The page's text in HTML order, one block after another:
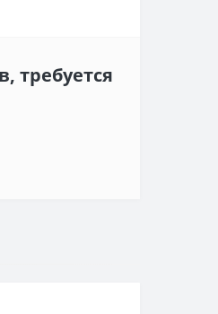
требуется